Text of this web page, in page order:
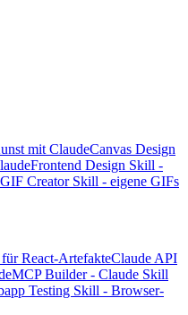
mit ClaudeCanvas Design
Frontend Design Skill -
Creator Skill - eigene GIFs
React-ArtefakteClaude API
MCP Builder - Claude Skill
Testing Skill - Browser-